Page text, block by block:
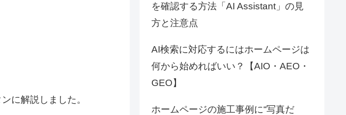
に解説しました。
を確認する方法「AI Assistant」の見
方と注意点
AI検索に対応するにはホームページは
何から始めればいい？【AIO・AEO・
GEO】
ホームページの施工事例に“写真だ